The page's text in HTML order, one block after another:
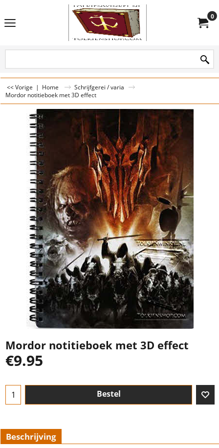
0
<< Vorige | Home
Schrijfgerei / varia
Mordor notitieboek met 3D effect
Mordor notitieboek met 3D effect
€9.95
Bestel
Beschrijving